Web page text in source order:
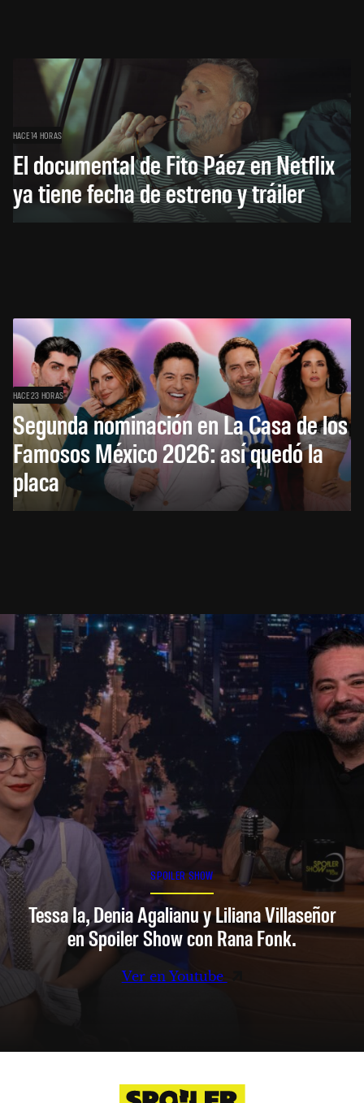
HACE 14 HORAS
El documental de Fito Páez en Netflix
ya tiene fecha de estreno y tráiler
HACE 23 HORAS
Segunda nominación en La Casa de los
Famosos México 2026: así quedó la
placa
SPOILER SHOW
Tessa Ia, Denia Agalianu y Liliana Villaseñor
en Spoiler Show con Rana Fonk.
Ver en Youtube